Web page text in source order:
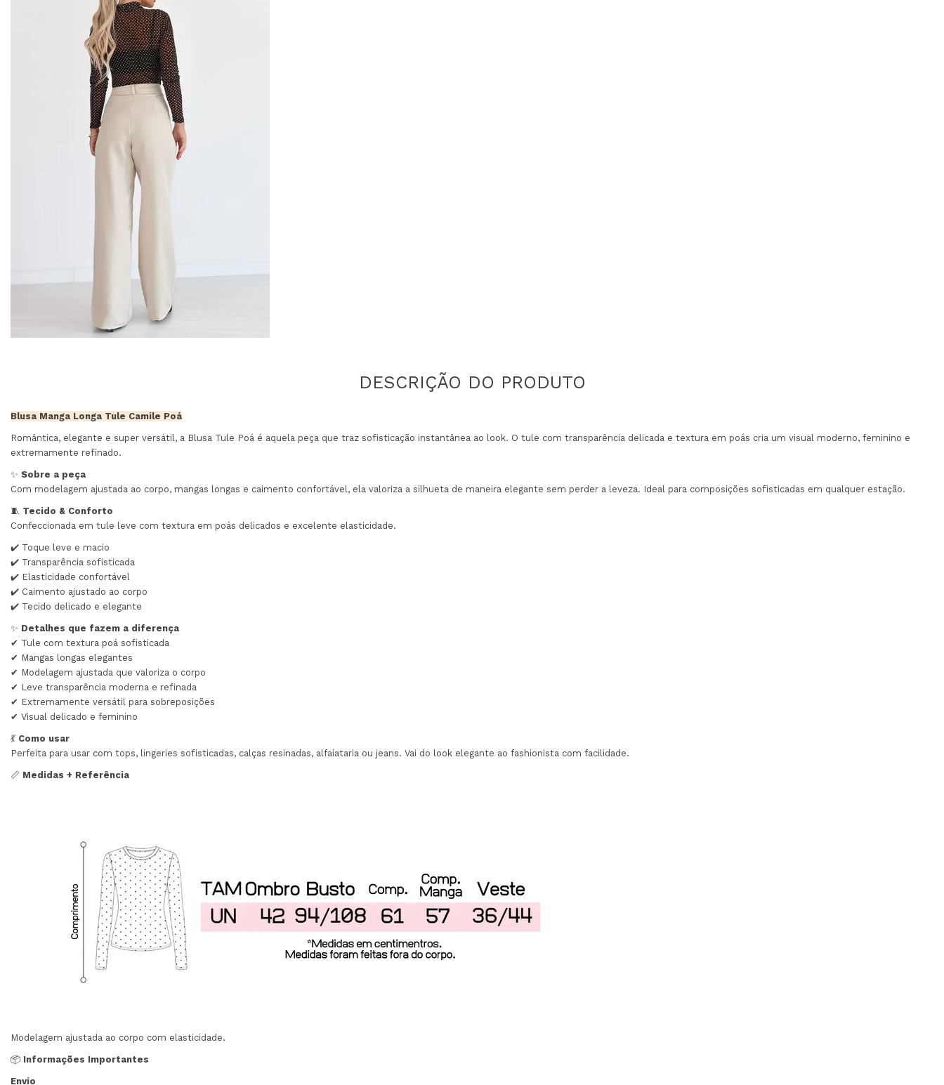
Blusa Manga Longa Tule Camile Poá
Romântica, elegante e super versátil, a Blusa Tule Poá é aquela peça que traz sofisticação instantânea ao look. O tule com transparência delicada e textura em poás cria um visual moderno, feminino e
extremamente refinado.
✨ Sobre a peça
Com modelagem ajustada ao corpo, mangas longas e caimento confortável, ela valoriza a silhueta de maneira elegante sem perder a leveza. Ideal para composições sofisticadas em qualquer estação.
🧵 Tecido & Conforto
Confeccionada em tule leve com textura em poás delicados e excelente elasticidade.
✔️ Toque leve e macio
✔️ Transparência sofisticada
✔️ Elasticidade confortável
✔️ Caimento ajustado ao corpo
✔️ Tecido delicado e elegante
✨ Detalhes que fazem a diferença
✔ Tule com textura poá sofisticada
✔ Mangas longas elegantes
✔ Modelagem ajustada que valoriza o corpo
✔ Leve transparência moderna e refinada
✔ Extremamente versátil para sobreposições
✔ Visual delicado e feminino
💃 Como usar
Perfeita para usar com tops, lingeries sofisticadas, calças resinadas, alfaiataria ou jeans. Vai do look elegante ao fashionista com facilidade.
📏 Medidas + Referência
Modelagem ajustada ao corpo com elasticidade.
📦 Informações Importantes
Envio